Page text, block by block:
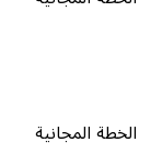
الخطة المجانية